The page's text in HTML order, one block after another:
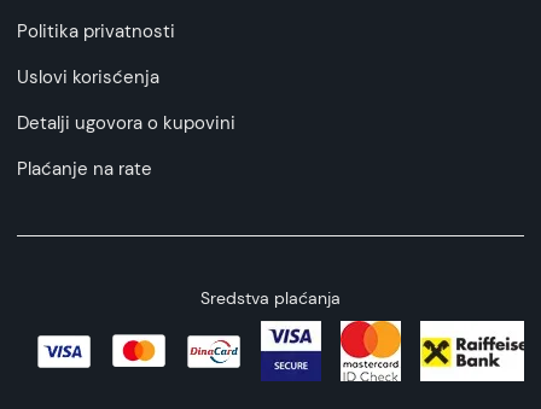
Politika privatnosti
Uslovi korisćenja
Detalji ugovora o kupovini
Plaćanje na rate
Sredstva plaćanja